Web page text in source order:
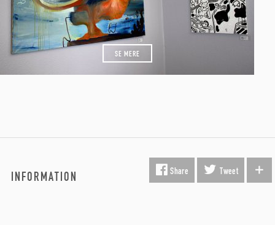
SE MERE
INFORMATION Share Tweet